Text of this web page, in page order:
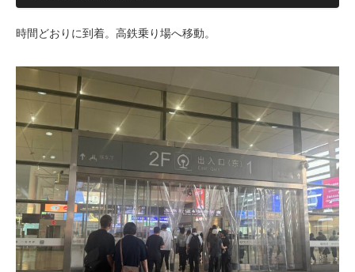
時間どおりに到着。高鉄乗り場へ移動。